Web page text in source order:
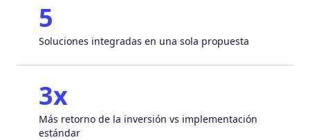
5
Soluciones integradas en una sola propuesta
3x
Más retorno de la inversión vs implementación
estándar